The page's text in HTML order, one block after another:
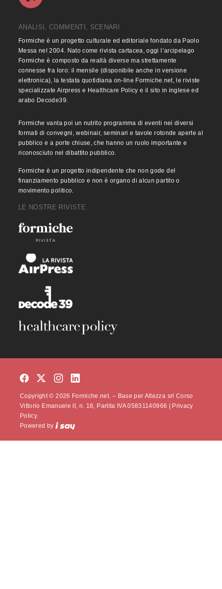
ANALISI, COMMENTI, SCENARI
Formiche è un progetto culturale ed editoriale fondato da Paolo
Messa nel 2004. Nato come rivista cartacea, oggi l’arcipelago
Formiche è composto da realtà diverse ma strettamente
connesse fra loro: il mensile (disponibile anche in versione
elettronica), la testata quotidiana on-line Formiche.net, le riviste
specializzate Airpress e Healthcare Policy e il sito in inglese ed
arabo Decode39.
Formiche vanta poi un nutrito programma di eventi nei diversi
formati di convegni, webinair, seminari e tavole rotonde aperte al
pubblico e a porte chiuse, che hanno un ruolo importante e
riconosciuto nel dibattito pubblico.
Formiche è un progetto indipendente che non gode del
finanziamento pubblico e non è organo di alcun partito o
movimento politico.
LE NOSTRE RIVISTE
Copyright © 2026 Formiche.net. – Base per Altezza srl Corso
Vittorio Emanuele II, n. 18, Partita IVA 05831140966 |
Privacy
Policy.
Powered by